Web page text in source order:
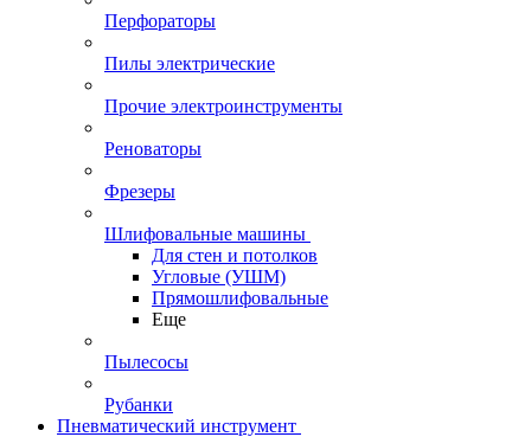
Перфораторы
Пилы электрические
Прочие электроинструменты
Реноваторы
Фрезеры
Шлифовальные машины
Для стен и потолков
Угловые (УШМ)
Прямошлифовальные
Еще
Пылесосы
Рубанки
Пневматический инструмент